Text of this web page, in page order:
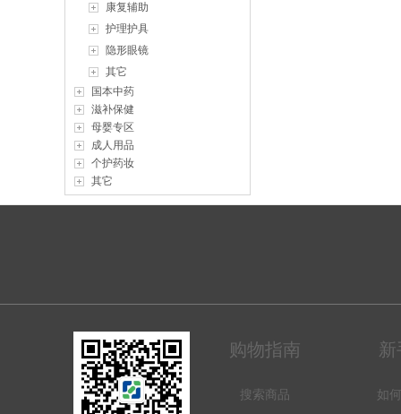
康复辅助
护理护具
隐形眼镜
其它
国本中药
滋补保健
母婴专区
成人用品
个护药妆
其它
购物指南
搜索商品 如